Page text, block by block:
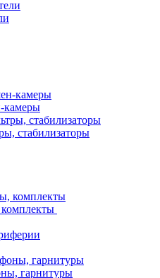
камеры
стабилизаторы
гарнитуры